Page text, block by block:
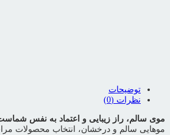
توضیحات
نظرات (0)
موی سالم، راز زیبایی و اعتماد به نفس
موهایی سالم و درخشان، انتخاب محصولات